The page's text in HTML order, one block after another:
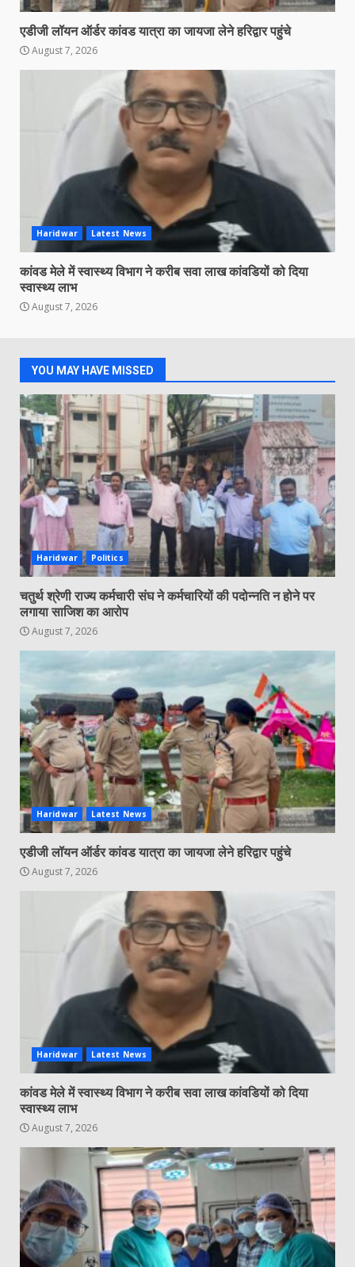
एडीजी लॉयन ऑर्डर कांवड यात्रा का जायजा लेने हरिद्वार पहुंचे
August 7, 2026
Haridwar Latest News
कांवड मेले में स्वास्थ्य विभाग ने करीब सवा लाख कांवडियों को दिया
स्वास्थ्य लाभ
August 7, 2026
YOU MAY HAVE MISSED
Haridwar Politics
चतुर्थ श्रेणी राज्य कर्मचारी संघ ने कर्मचारियों की पदोन्नति न होने पर
लगाया साजिश का आरोप
August 7, 2026
Haridwar Latest News
एडीजी लॉयन ऑर्डर कांवड यात्रा का जायजा लेने हरिद्वार पहुंचे
August 7, 2026
Haridwar Latest News
कांवड मेले में स्वास्थ्य विभाग ने करीब सवा लाख कांवडियों को दिया
स्वास्थ्य लाभ
August 7, 2026